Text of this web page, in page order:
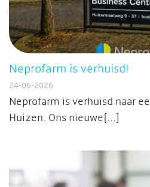
Neprofarm is verhuisd!
24-06-2026
Neprofarm is verhuisd naar
Huizen. Ons nieuwe[...]